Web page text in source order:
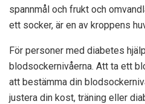
spannmål och frukt och
ett socker, är en av kroppens
För personer med diabetes
blodsockernivåerna. Att ta ett
att bestämma din
justera din kost, träning eller